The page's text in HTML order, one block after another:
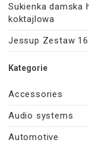
Sukienka damska
koktajlowa
Jessup Zestaw
Kategorie
Accessories
Audio systems
Automotive